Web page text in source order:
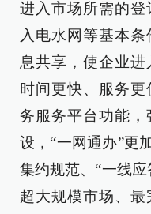
进入市场所需的
入电水网等基本
息共享，使企业进
时间更快、服务
务服务平台功能，
设，“一网通办”更
集约规范、“一线
超大规模市场、最